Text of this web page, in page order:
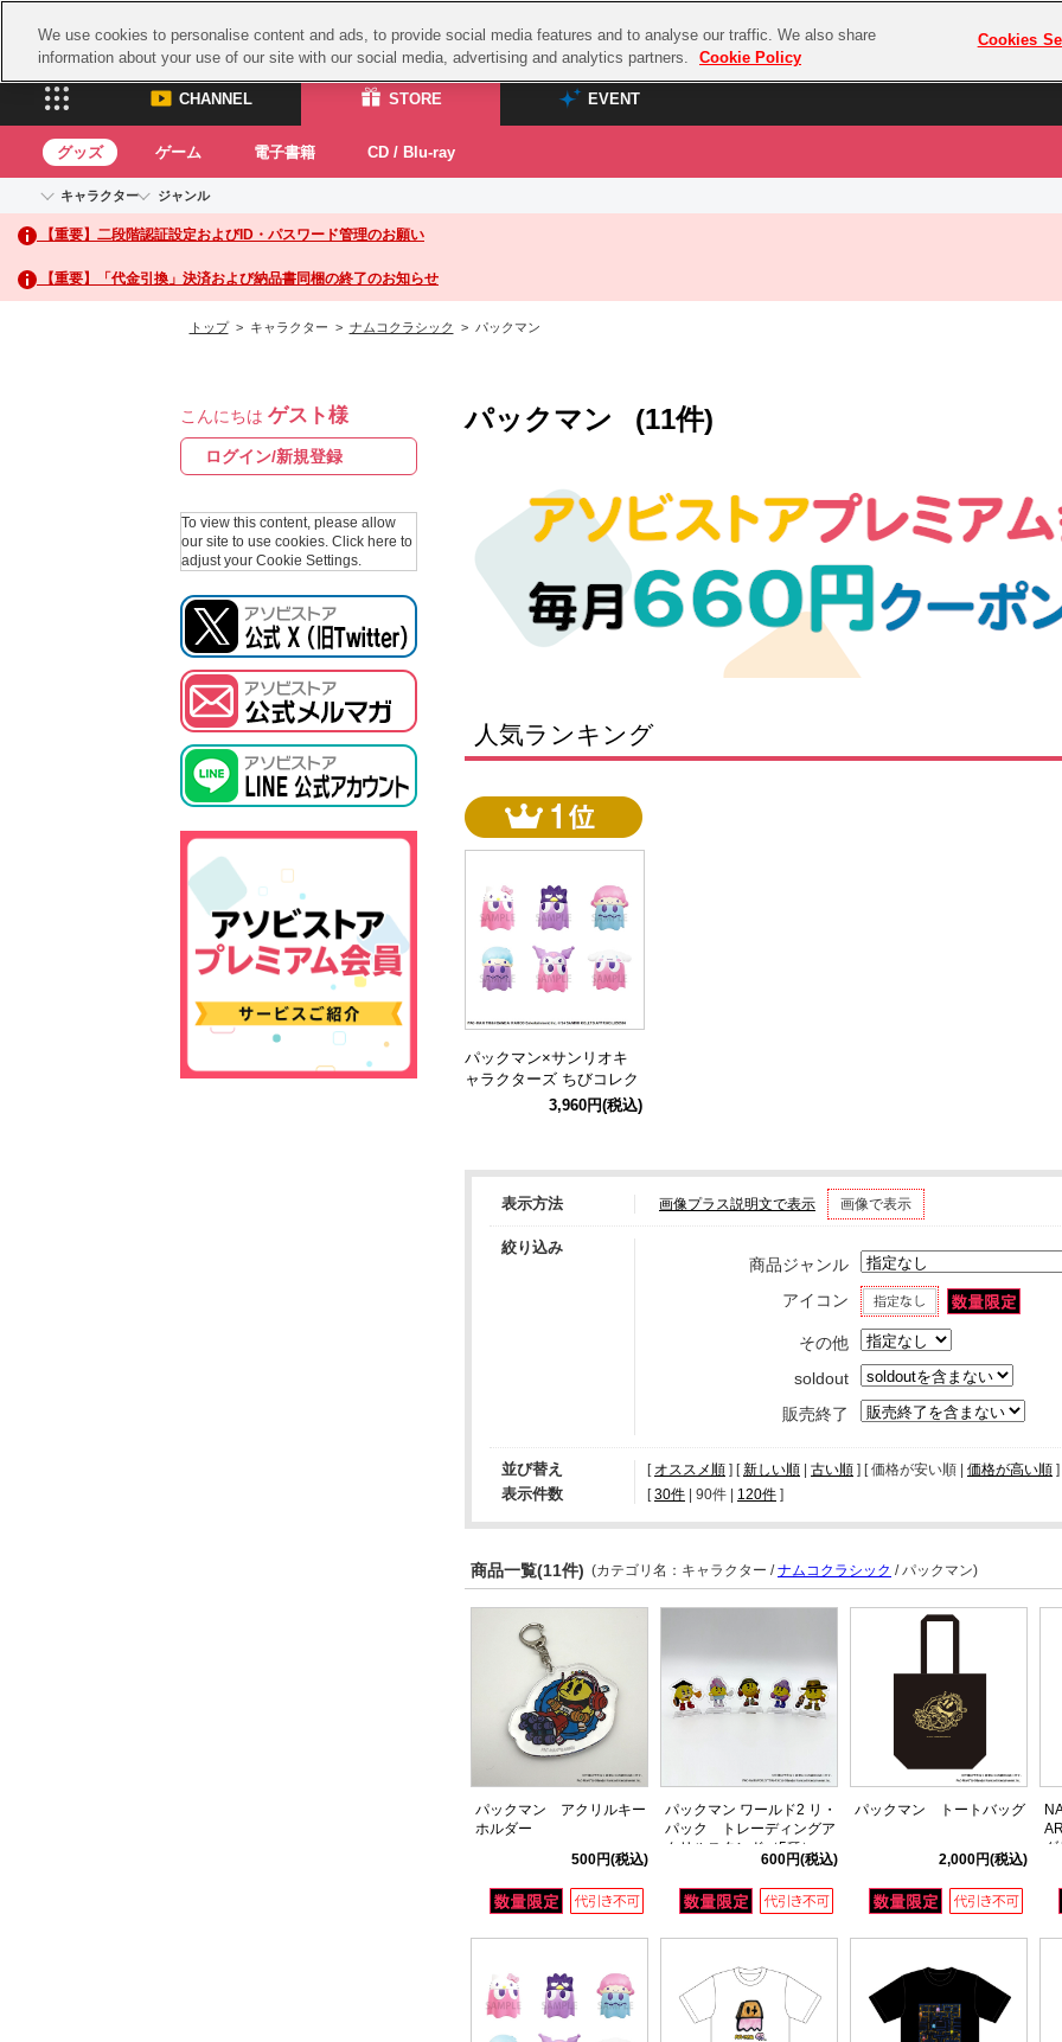
プレミアム会員と
CHANNEL STORE EVENT
CHANNEL
ASOBI CHANNEL TOP
STORE
ASOBI STORE TOP
グッズ
CD / Blu-ray
EVENT
ASOBI STAGE
グッズ ゲーム 電子書籍 CD / Blu-ray
キャラクター
アイドルマスターシリーズ
アイドルマスター
アイドルマスター シンデレラガールズ
アイドルマスター ミリオンライブ！
プロジェクトアイマス ヴイアライヴ
テイルズ オブ シリーズ
スサノオマジック
ドラゴンボール
ラブライブ！サンシャイン‼
ジャンル
イベントグッズ
トイ・ホビー
【重要】二段階認証設定およびID・パスワード管理のお願い
【重要】「代金引換」決済および納品書同梱の終了のお知らせ
トップ> キャラクター > ナムコクラシック > パックマン
こんにちは ゲスト様
ログイン/新規登録
To view this content, please allow
our site to use cookies. Click here to
adjust your Cookie Settings.
パックマン (11件)
人気ランキング
パックマン×サンリオキ
ャラクターズ ちびコレク
トフィギュアVol.2
3,960円(税込)
表示方法 画像プラス説明文で表示 画像で表示
絞り込み
商品ジャンル
アイコン
その他
soldout
販売終了
並び替え [ オススメ順 ] [新しい順 古い順 ] [ 価格が安い順 | 価格が高い順
表示件数 [ 30件 90件 120件 ]
商品一覧(11件) (カテゴリ名：キャラクター /ナムコクラシック / パックマン)
パックマン アクリルキー
ホルダー
500円(税込)
パックマン ワールド2 リ・
パック トレーディングア
クリルスタンド（5種）
600円(税込)
パックマン トートバッグ
2,000円(税込)
We use cookies to personalise content and ads, to provide social media features and to analyse our traffic. We also share
information about your use of our site with our social media, advertising and analytics partners.
Cookie Policy
Cookies